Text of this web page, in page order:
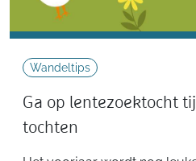
Wandeltips
Ga op lentezoektocht
tochten